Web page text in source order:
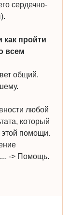
сердечно-
как пройти
всем
общий.
любой
который
этой помощи.
-> Помощь.